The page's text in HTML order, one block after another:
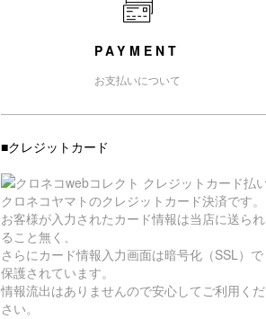
PAYMENT
お支払いについて
■クレジットカード
クロネコヤマトのクレジットカード決済です。
お客様が入力されたカード情報は当店に送られ
ること無く、
さらにカード情報入力画面は暗号化（SSL）で
保護されています。
情報流出はありませんので安心してご利用くだ
さい。